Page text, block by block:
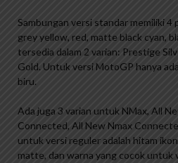
Sambungan versi standar memiliki 4
grey yellow, red, matte black cyan,
tersedia dalam 2 varian: Prestige
Gold. Untuk versi MotoGP hanya
biru.
Ada juga 3 varian untuk NMax, All
Connected, All New Nmax
untuk versi reguler adalah hitam
matte, dan warna yang cocok